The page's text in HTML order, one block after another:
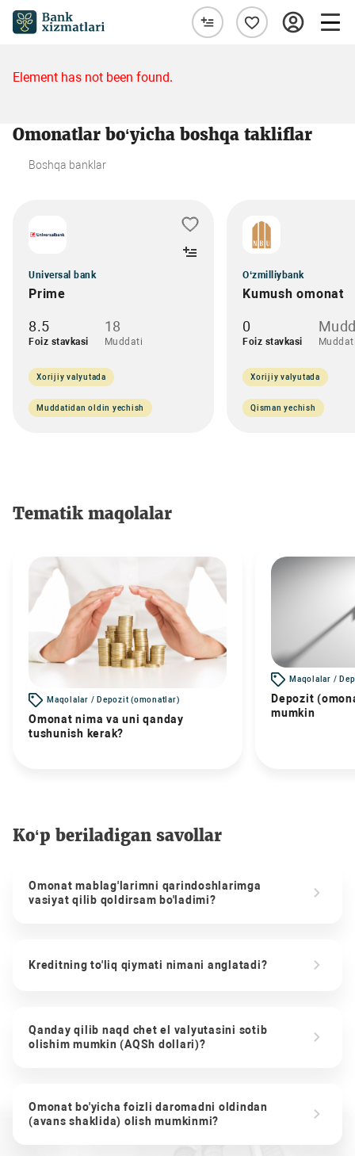
Element has not been found.
Omonatlar bo‘yicha boshqa takliflar
Boshqa banklar
Universal bank
Prime
8.5
Foiz stavkasi
18
Muddati
Xorijiy valyutada
Muddatidan oldin yechish
O‘zmilliybank
Kumush omonat
0
Foiz stavkasi
Xorijiy valyutada
Qisman yechish
Tematik maqolalar
Maqolalar / Depozit (omonatlar)
Omonat nima va uni qanday
tushunish kerak?
Maqolalar /
Depozit
mumkin
Ko‘p beriladigan savollar
Omonat mablag'larimni qarindoshlarimga
vasiyat qilib qoldirsam bo'ladimi?
Kreditning to'liq qiymati nimani anglatadi?
Qanday qilib naqd chet el valyutasini sotib
olishim mumkin (AQSh dollari)?
Omonat bo'yicha foizli daromadni oldindan
(avans shaklida) olish mumkinmi?